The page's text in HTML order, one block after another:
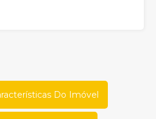
Do Imóvel